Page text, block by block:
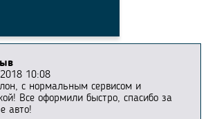
10:08
с нормальным сервисом и
Все оформили быстро, спасибо за
авто!